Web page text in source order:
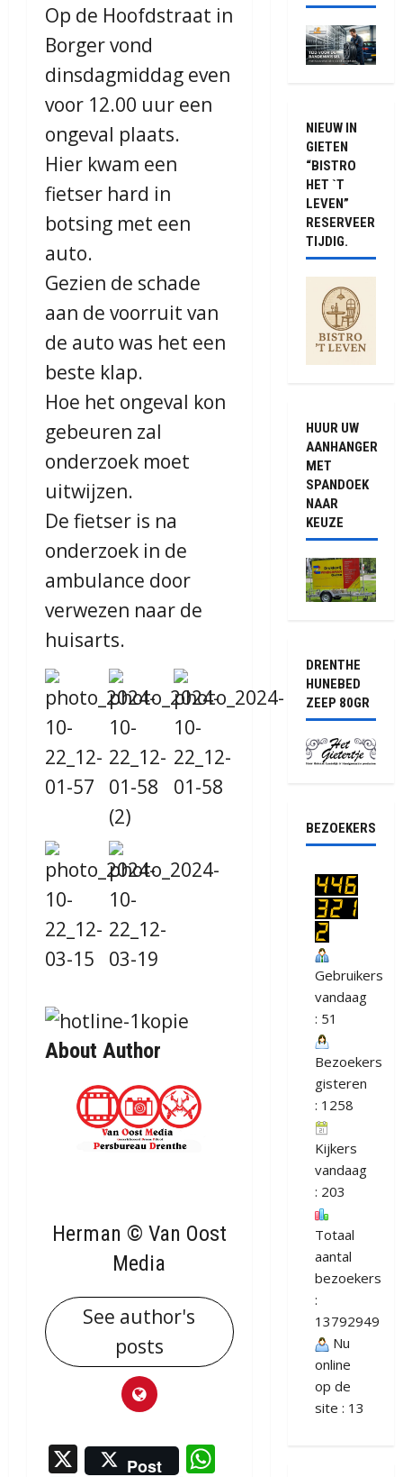
Op de Hoofdstraat in
Borger vond
dinsdagmiddag even
voor 12.00 uur een
ongeval plaats.
Hier kwam een
fietser hard in
botsing met een
auto.
Gezien de schade
aan de voorruit van
de auto was het een
beste klap.
Hoe het ongeval kon
gebeuren zal
onderzoek moet
uitwijzen.
De fietser is na
onderzoek in de
ambulance door
verwezen naar de
huisarts.
About Author
Herman © Van Oost
Media
See author's
posts
X Post
NIEUW IN
GIETEN
“BISTRO
HET `T
LEVEN”
RESERVEER
TIJDIG.
HUUR UW
AANHANGER
MET
SPANDOEK
NAAR
KEUZE
DRENTHE
HUNEBED
ZEEP 80GR
BEZOEKERS
Gebruikers
vandaag
: 51
Bezoekers
gisteren
: 1258
Kijkers
vandaag
: 203
Totaal
aantal
bezoekers
:
13792949
Nu
online
op de
site : 13